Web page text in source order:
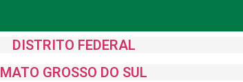
DISTRITO FEDERAL
MATO GROSSO DO SUL